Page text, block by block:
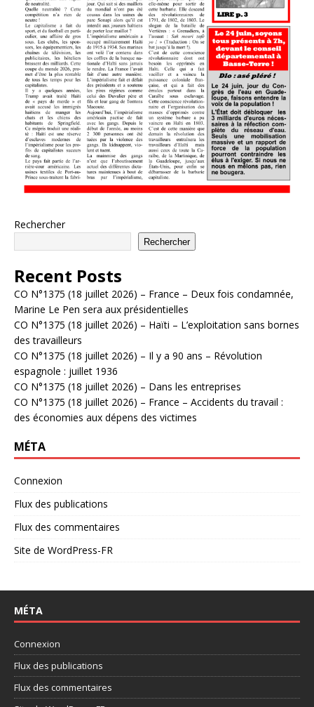
Rechercher
Rechercher
Recent Posts
CO N°1375 (18 juillet 2026) – France – Deux fois condamnée,
Marine Le Pen sera aux présidentielles
CO N°1375 (18 juillet 2026) – Haïti – L’exploitation sans bornes
des travailleurs
CO N°1375 (18 juillet 2026) – Il y a 90 ans – Révolution
espagnole : juillet 1936
CO N°1375 (18 juillet 2026) – Dans les entreprises
CO N°1375 (18 juillet 2026) – France – Accidents du travail :
des économies aux dépens des victimes
MÉTA
Connexion
Flux des publications
Flux des commentaires
Site de WordPress-FR
MÉTA
Connexion
Flux des publications
Flux des commentaires